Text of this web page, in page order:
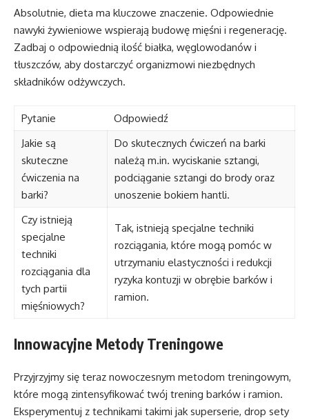
Absolutnie, dieta ma kluczowe znaczenie. Odpowiednie
nawyki żywieniowe wspierają budowę mięśni i regenerację.
Zadbaj o odpowiednią ilość białka, węglowodanów i
tłuszczów, aby dostarczyć organizmowi niezbędnych
składników odżywczych.
Pytanie
Odpowiedź
Jakie są
skuteczne
ćwiczenia na
barki?
Do skutecznych ćwiczeń na barki
należą m.in. wyciskanie sztangi,
podciąganie sztangi do brody oraz
unoszenie bokiem hantli.
Czy istnieją
specjalne
techniki
rozciągania dla
tych partii
mięśniowych?
Tak, istnieją specjalne techniki
rozciągania, które mogą pomóc w
utrzymaniu elastyczności i redukcji
ryzyka kontuzji w obrębie barków i
ramion.
Innowacyjne Metody Treningowe
Przyjrzyjmy się teraz nowoczesnym metodom treningowym,
które mogą zintensyfikować twój trening barków i ramion.
Eksperymentuj z technikami takimi jak superserie, drop sety